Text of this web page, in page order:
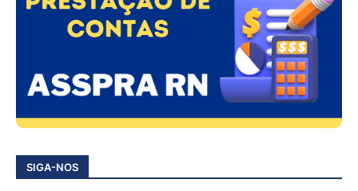
SIGA-NOS